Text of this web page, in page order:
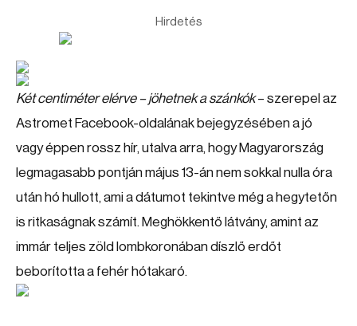
Hirdetés
Két centiméter elérve – jöhetnek a szánkók– szerepel az
Astromet Facebook-oldalának bejegyzésében a jó
vagy éppen rossz hír, utalva arra, hogy Magyarország
legmagasabb pontján május 13-án nem sokkal nulla óra
után hó hullott, ami a dátumot tekintve még a hegytetőn
is ritkaságnak számít. Meghökkentő látvány, amint az
immár teljes zöld lombkoronában díszlő erdőt
beborította a fehér hótakaró.